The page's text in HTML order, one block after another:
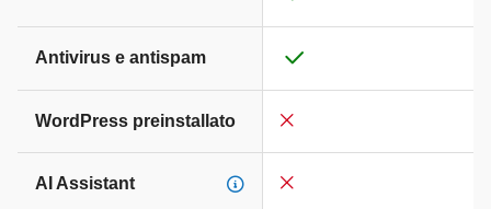
Antivirus e antispam
WordPress preinstallato
AI Assistant